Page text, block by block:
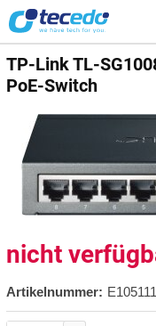
TP-Link TL-
PoE-Switch
nicht
Artikelnummer: